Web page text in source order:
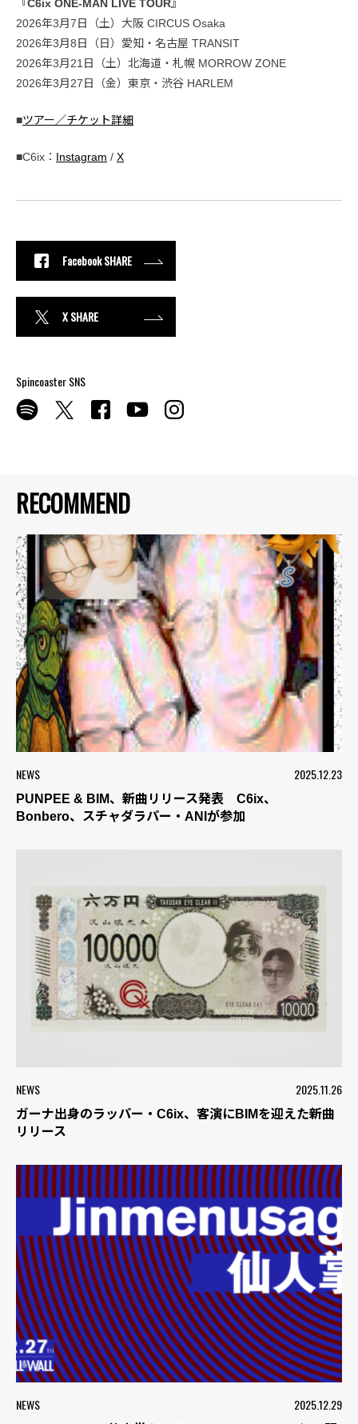
RECOMMEND
NEWS 2025.12.23
PUNPEE & BIM、新曲リリース発表 C6ix、
Bonbero、スチャダラパー・ANIが参加
NEWS 2025.11.26
ガーナ出身のラッパー・C6ix、客演にBIMを迎えた新曲
リリース
NEWS 2025.12.29
『C6ix ONE-MAN LIVE TOUR』
2026年3月7日（土）大阪 CIRCUS Osaka
2026年3月8日（日）愛知・名古屋 TRANSIT
2026年3月21日（土）北海道・札幌 MORROW ZONE
2026年3月27日（金）東京・渋谷 HARLEM
■ツアー／チケット詳細
■C6ix： Instagram / X
Facebook SHARE
X SHARE
Spincoaster SNS